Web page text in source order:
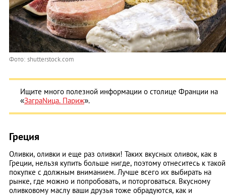
Фото: shutterstock.com
Ищите много полезной информации о столице Франции на
«ЗаграNица. Париж».
Греция
Оливки, оливки и еще раз оливки! Таких вкусных оливок, как в
Греции, нельзя купить больше нигде, поэтому отнеситесь к такой
покупке с должным вниманием. Лучше всего их выбирать на
рынке, где можно и попробовать, и поторговаться. Вкусному
оливковому маслу ваши друзья тоже обрадуются, как и